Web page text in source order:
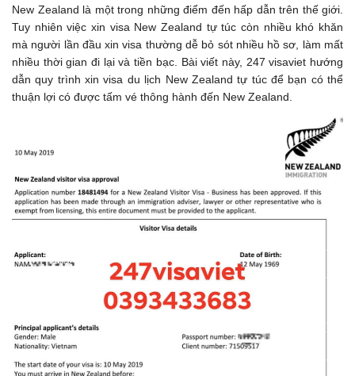
New Zealand là một trong những điểm đến hấp dẫn trên thế giới.
Tuy nhiên việc xin visa New Zealand tự túc còn nhiều khó khăn
mà người lần đầu xin visa thường dễ bỏ sót nhiều hồ sơ, làm mất
nhiều thời gian đi lại và tiền bạc. Bài viết này, 247 visaviet hướng
dẫn quy trình xin visa du lịch New Zealand tự túc để bạn có thể
thuận lợi có được tấm vé thông hành đến New Zealand.